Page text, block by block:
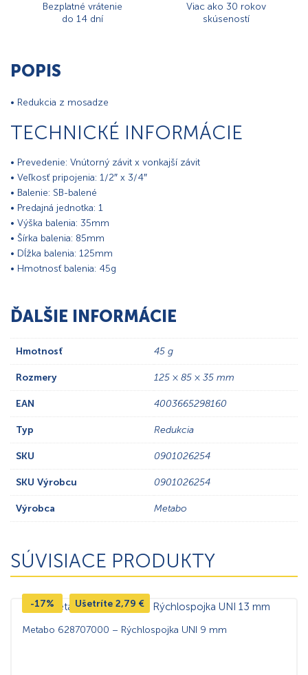
Bezplatné vrátenie
do 14 dní
Viac ako 30 rokov
skúseností
POPIS
• Redukcia z mosadze
TECHNICKÉ INFORMÁCIE
• Prevedenie: Vnútorný závit x vonkajší závit
• Veľkosť pripojenia: 1/2″ x 3/4″
• Balenie: SB-balené
• Predajná jednotka: 1
• Výška balenia: 35mm
• Šírka balenia: 85mm
• Dĺžka balenia: 125mm
• Hmotnosť balenia: 45g
ĎALŠIE INFORMÁCIE
Hmotnosť 45 g
Rozmery 125 × 85 × 35 mm
EAN 4003665298160
Typ Redukcia
SKU 0901026254
SKU Výrobcu 0901026254
Výrobca Metabo
SÚVISIACE PRODUKTY
-17% Ušetríte 2,79 €
Metabo 628707000 – Rýchlospojka UNI 9 mm